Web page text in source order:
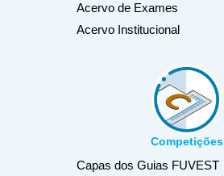
Acervo de Exames
Acervo Institucional
Competições
Capas dos Guias FUVEST